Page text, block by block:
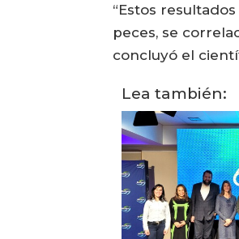
“Estos
peces, se
concluyó el
Lea también: